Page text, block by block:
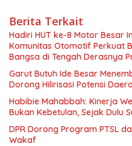
Berita Terkait
Hadiri HUT ke-8 Motor Besar
Komunitas Otomotif Perkuat
Bangsa di Tengah Derasnya
Garut Butuh Ide Besar
Dorong Hilirisasi Potensi
Habibie Mahabbah: Kinerja
Bukan Kebetulan, Sejak Dulu
DPR Dorong Program PTSL
Wakaf